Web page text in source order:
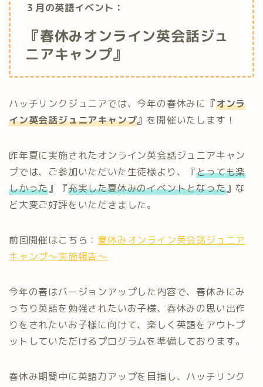
３月の英語イベント：
『春休みオンライン英会話ジュ
ニアキャンプ』
ハッチリンクジュニアでは、今年の春休みに 『オンラ
イン英会話ジュニアキャンプ』 を開催いたします！
昨年夏に実施されたオンライン英会話ジュニアキャン
プでは、ご参加いただいた生徒様より、『とっても楽
しかった』『充実した夏休みのイベントとなった』な
ど大変ご好評をいただきました。
前回開催はこちら： 夏休みオンライン英会話ジュニア
キャンプ～実施報告～
今年の春はバージョンアップした内容で、春休みにみ
っちり英語を勉強されたいお子様、春休みの思い出作
りをされたいお子様に向けて、楽しく英語をアウトプ
ットしていただけるプログラムを準備しております。
春休み期間中に英語力アップを目指し、ハッチリンク